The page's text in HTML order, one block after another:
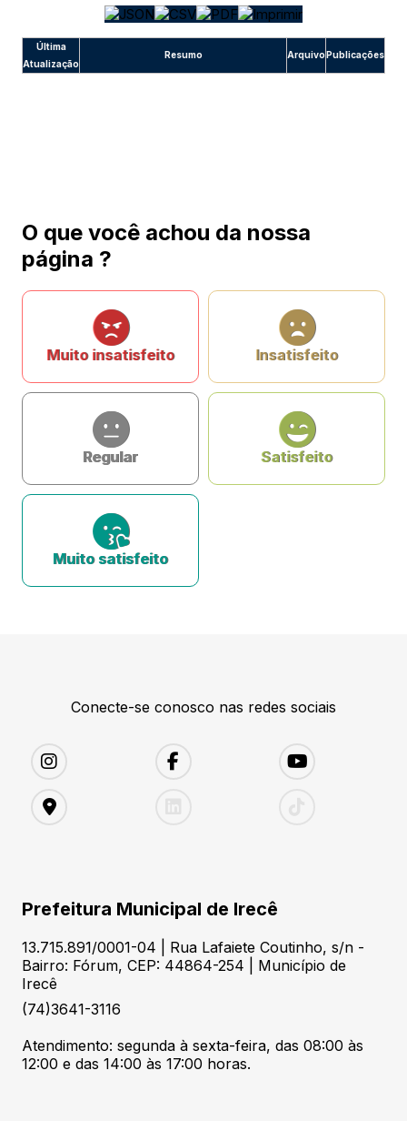
Última
Atualização
Resumo ArquivoPublicações
O que você achou da nossa
página ?
Muito insatisfeito Insatisfeito
Regular Satisfeito
Muito satisfeito
Conecte-se conosco nas redes sociais
Prefeitura Municipal de Irecê
13.715.891/0001-04 | Rua Lafaiete Coutinho, s/n -
Bairro: Fórum, CEP: 44864-254 | Município de
Irecê
(74)3641-3116
Atendimento: segunda à sexta-feira, das 08:00 às
12:00 e das 14:00 às 17:00 horas.